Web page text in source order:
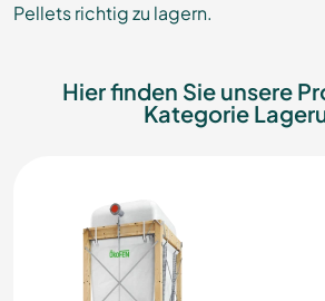
Pellets richtig zu lagern.
Hier finden Sie unsere
Kategorie